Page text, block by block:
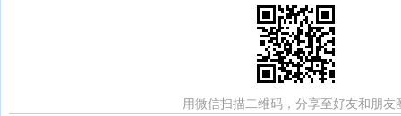
用微信扫描二维码，分享至好友和朋友